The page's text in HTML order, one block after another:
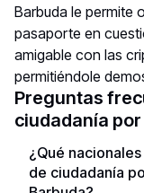
Barbuda le permite
pasaporte en
amigable con las
permitiéndole
Preguntas
ciudadanía
¿Qué
de ciudadanía